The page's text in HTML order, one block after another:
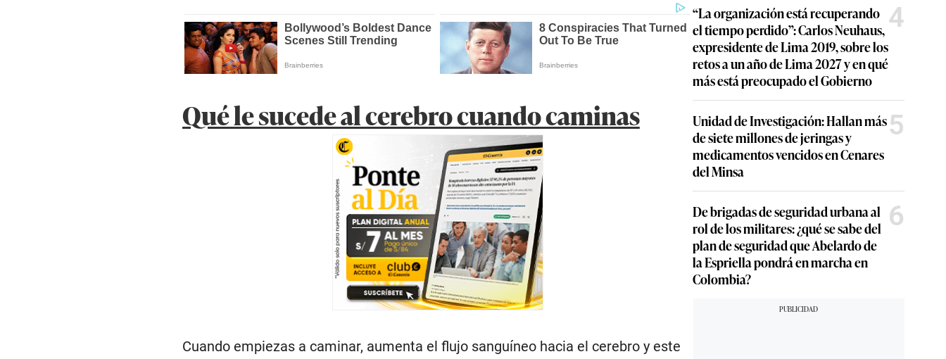
Qué le sucede al cerebro cuando caminas
Cuando empiezas a caminar, aumenta el flujo sanguíneo hacia el cerebro y este
“La organización está recuperando
el tiempo perdido”: Carlos Neuhaus,
expresidente de Lima 2019, sobre los
retos a un año de Lima 2027 y en qué
más está preocupado el Gobierno
4
Unidad de Investigación: Hallan más
de siete millones de jeringas y
medicamentos vencidos en Cenares
del Minsa
5
De brigadas de seguridad urbana al
rol de los militares: ¿qué se sabe del
plan de seguridad que Abelardo de
la Espriella pondrá en marcha en
Colombia?
6